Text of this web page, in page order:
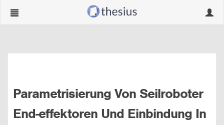
Navigation
Parametrisierung Von Seilroboter
End-effektoren Und Einbindung In